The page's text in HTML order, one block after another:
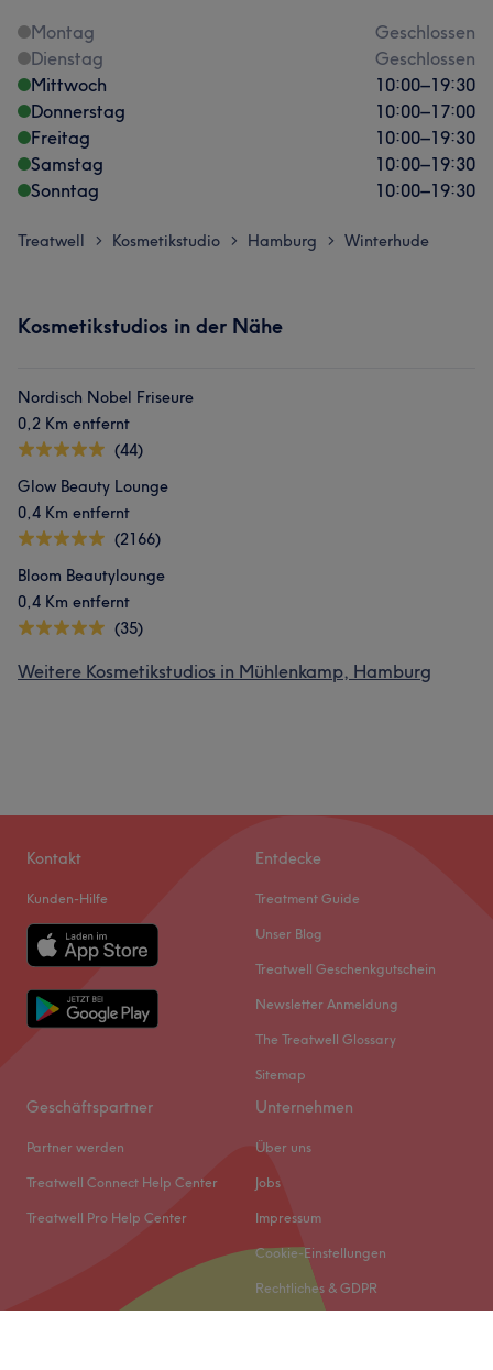
Montag
Geschlossen
Dienstag
Geschlossen
Mittwoch
10:00–19:30
Donnerstag
10:00–17:00
Freitag
10:00–19:30
Samstag
10:00–19:30
Sonntag
10:00–19:30
Treatwell > Kosmetikstudio > Hamburg > Winterhude
Kosmetikstudios in der Nähe
Nordisch Nobel Friseure
0,2 Km entfernt
(44)
Glow Beauty Lounge
0,4 Km entfernt
(2166)
Bloom Beautylounge
0,4 Km entfernt
(35)
Weitere Kosmetikstudios in Mühlenkamp, Hamburg
Kontakt
Kunden-Hilfe
Entdecke
Treatment Guide
Unser Blog
Treatwell Geschenkgutschein
Newsletter Anmeldung
The Treatwell Glossary
Sitemap
Geschäftspartner
Partner werden
Treatwell Connect Help Center
Treatwell Pro Help Center
Unternehmen
Über uns
Jobs
Impressum
Cookie-Einstellungen
Rechtliches & GDPR